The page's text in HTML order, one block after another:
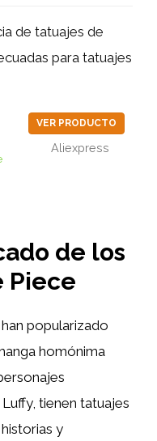
de tatuajes de
para tatuajes
VER PRODUCTO
Aliexpress
de los
Piece
popularizado
homónima
tienen tatuajes
y